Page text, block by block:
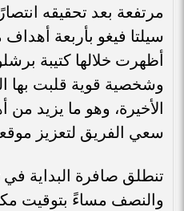
مرتفعة بعد تحقيقه
سيلتا فيغو بأربعة أهداف
أظهرت خلالها كتيبة
وشخصية قوية قلبت بها
الأخيرة، وهو ما يزيد من
سعي الفريق لتعزيز
تنطلق صافرة البداية
والنصف مساءً بتوقيت